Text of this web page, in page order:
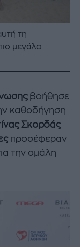
τη
μεγάλο
βοήθησε
καθοδήγηση
Σκορδάς
προσέφεραν
την ομάλη